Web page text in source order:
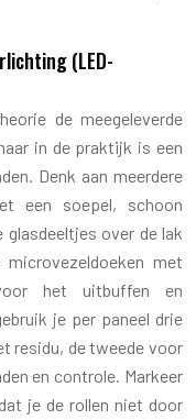
(LED-
de meegeleverde
in de praktijk is een
Denk aan meerdere
een soepel, schoon
over de lak
met
het uitbuffen en
je per paneel drie
residu, de tweede voor
en controle. Markeer
je de rollen niet door